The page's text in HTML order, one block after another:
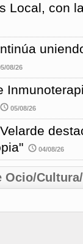
Local, con
08/26
05/08/26
04/08/26
Ocio/